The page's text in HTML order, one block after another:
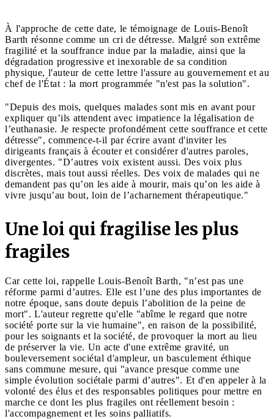
À l'approche de cette date, le témoignage de Louis-Benoît
Barth résonne comme un cri de détresse. Malgré son extrême
fragilité et la souffrance indue par la maladie, ainsi que la
dégradation progressive et inexorable de sa condition
physique, l'auteur de cette lettre l'assure au gouvernement et au
chef de l'État : la mort programmée "n'est pas la solution".
"Depuis des mois, quelques malades sont mis en avant pour
expliquer qu’ils attendent avec impatience la légalisation de
l’euthanasie. Je respecte profondément cette souffrance et cette
détresse", commence-t-il par écrire avant d'inviter les
dirigeants français à écouter et considérer d'autres paroles,
divergentes. "D’autres voix existent aussi. Des voix plus
discrètes, mais tout aussi réelles. Des voix de malades qui ne
demandent pas qu’on les aide à mourir, mais qu’on les aide à
vivre jusqu’au bout, loin de l’acharnement thérapeutique."
Une loi qui fragilise les plus
fragiles
Car cette loi, rappelle Louis-Benoît Barth, "n’est pas une
réforme parmi d’autres. Elle est l’une des plus importantes de
notre époque, sans doute depuis l’abolition de la peine de
mort". L'auteur regrette qu'elle "abîme le regard que notre
société porte sur la vie humaine", en raison de la possibilité,
pour les soignants et la société, de provoquer la mort au lieu
de préserver la vie. Un acte d'une extrême gravité, un
bouleversement sociétal d'ampleur, un basculement éthique
sans commune mesure, qui "avance presque comme une
simple évolution sociétale parmi d’autres". Et d'en appeler à la
volonté des élus et des responsables politiques pour mettre en
marche ce dont les plus fragiles ont réellement besoin :
l'accompagnement et les soins palliatifs.